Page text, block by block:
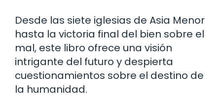
Desde las siete iglesias de Asia Menor
hasta la victoria final del bien sobre el
mal, este libro ofrece una visión
intrigante del futuro y despierta
cuestionamientos sobre el destino de
la humanidad.